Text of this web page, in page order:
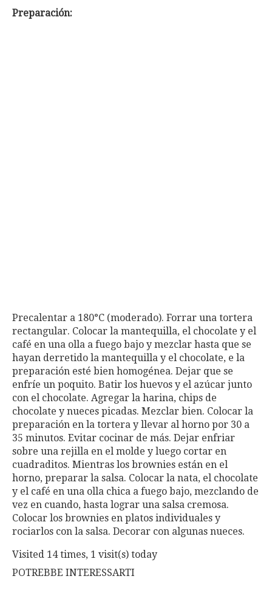
Preparación:
Precalentar a 180°C (moderado). Forrar una tortera
rectangular. Colocar la mantequilla, el chocolate y el
café en una olla a fuego bajo y mezclar hasta que se
hayan derretido la mantequilla y el chocolate, e la
preparación esté bien homogénea. Dejar que se
enfríe un poquito. Batir los huevos y el azúcar junto
con el chocolate. Agregar la harina, chips de
chocolate y nueces picadas. Mezclar bien. Colocar la
preparación en la tortera y llevar al horno por 30 a
35 minutos. Evitar cocinar de más. Dejar enfriar
sobre una rejilla en el molde y luego cortar en
cuadraditos. Mientras los brownies están en el
horno, preparar la salsa. Colocar la nata, el chocolate
y el café en una olla chica a fuego bajo, mezclando de
vez en cuando, hasta lograr una salsa cremosa.
Colocar los brownies en platos individuales y
rociarlos con la salsa. Decorar con algunas nueces.
Visited 14 times, 1 visit(s) today
POTREBBE INTERESSARTI